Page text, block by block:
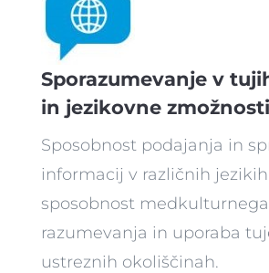
Sporazumevanje v
in jezikovne zmožnosti
Sposobnost podajanja in
informacij v različnih
sposobnost medkulturnega
razumevanja in uporaba
ustreznih okoliščinah.